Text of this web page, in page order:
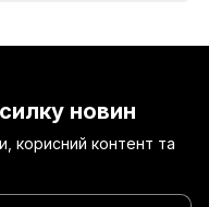
новин
корисний контент та